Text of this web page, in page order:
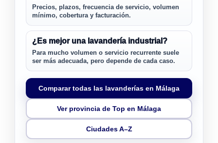
Precios, plazos, frecuencia de servicio, volumen
mínimo, cobertura y facturación.
¿Es mejor una lavandería industrial?
Para mucho volumen o servicio recurrente suele
ser más adecuada, pero depende de cada caso.
Comparar todas las lavanderías en Málaga
Ver provincia de Top en Málaga
Ciudades A–Z